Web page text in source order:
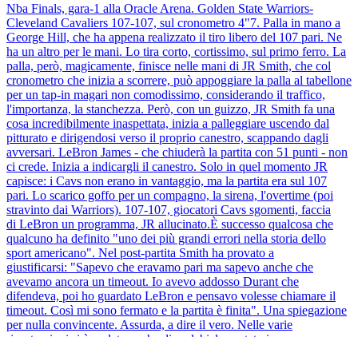
Nba Finals, gara-1 alla Oracle Arena. Golden State Warriors-
Cleveland Cavaliers 107-107, sul cronometro 4"7. Palla in mano a
George Hill, che ha appena realizzato il tiro libero del 107 pari. Ne
ha un altro per le mani. Lo tira corto, cortissimo, sul primo ferro. La
palla, però, magicamente, finisce nelle mani di JR Smith, che col
cronometro che inizia a scorrere, può appoggiare la palla al tabellone
per un tap-in magari non comodissimo, considerando il traffico,
l'importanza, la stanchezza. Però, con un guizzo, JR Smith fa una
cosa incredibilmente inaspettata, inizia a palleggiare uscendo dal
pitturato e dirigendosi verso il proprio canestro, scappando dagli
avversari. LeBron James - che chiuderà la partita con 51 punti - non
ci crede. Inizia a indicargli il canestro. Solo in quel momento JR
capisce: i Cavs non erano in vantaggio, ma la partita era sul 107
pari. Lo scarico goffo per un compagno, la sirena, l'overtime (poi
stravinto dai Warriors). 107-107, giocatori Cavs sgomenti, faccia
di LeBron un programma, JR allucinato.È successo qualcosa che
qualcuno ha definito "uno dei più grandi errori nella storia dello
sport americano". Nel post-partita Smith ha provato a
giustificarsi: "Sapevo che eravamo pari ma sapevo anche che
avevamo ancora un timeout. Io avevo addosso Durant che
difendeva, poi ho guardato LeBron e pensavo volesse chiamare il
timeout. Così mi sono fermato e la partita è finita". Una spiegazione
per nulla convincente. Assurda, a dire il vero. Nelle varie